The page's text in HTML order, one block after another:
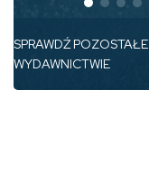
SPRAWDŹ POZOSTAŁE
WYDAWNICTWIE